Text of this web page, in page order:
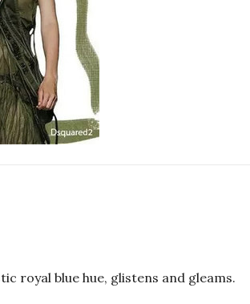
royal blue hue, glistens and gleams.